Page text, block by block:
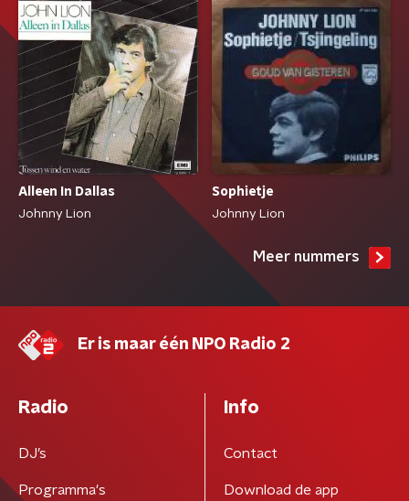
Alleen In Dallas
Johnny Lion
Sophietje
Johnny Lion
Meer nummers
Er is maar één NPO Radio 2
Radio
DJ’s
Programma's
Info
Contact
Download de app